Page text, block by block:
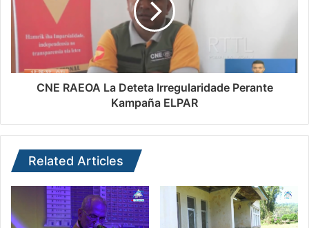
CNE RAEOA La Deteta Irregularidade Perante
Kampaña ELPAR
Related Articles